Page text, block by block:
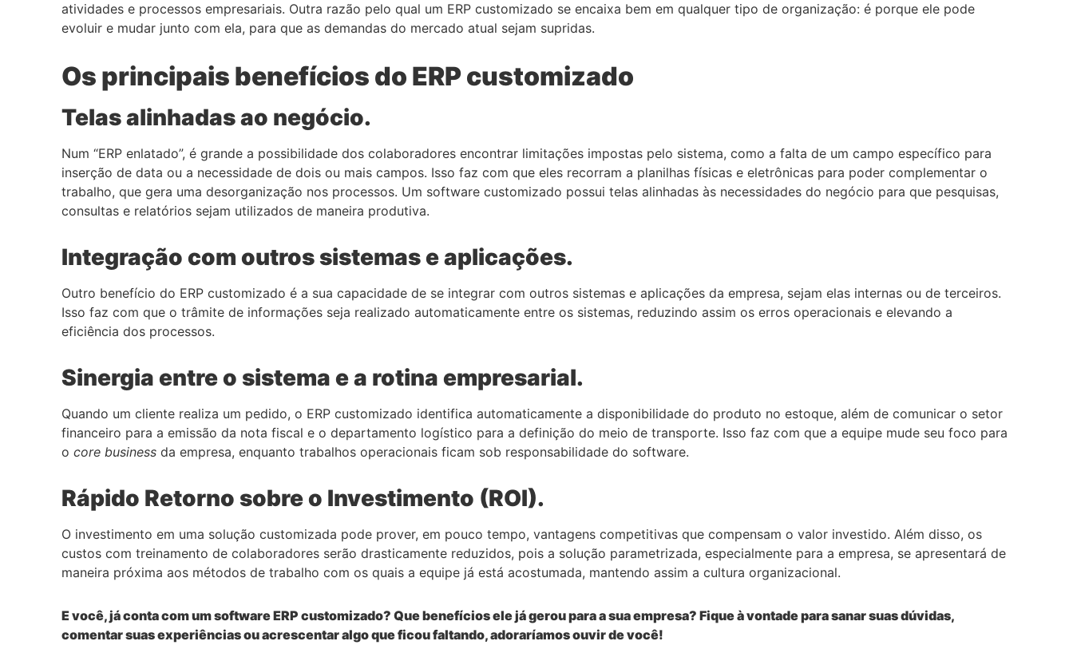
atividades e processos empresariais. Outra razão pelo qual um ERP customizado se encaixa bem em qualquer tipo de organização: é porque ele pode
evoluir e mudar junto com ela, para que as demandas do mercado atual sejam supridas.
Os principais benefícios do ERP customizado
Telas alinhadas ao negócio.
Num “ERP enlatado”, é grande a possibilidade dos colaboradores encontrar limitações impostas pelo sistema, como a falta de um campo específico para
inserção de data ou a necessidade de dois ou mais campos. Isso faz com que eles recorram a planilhas físicas e eletrônicas para poder complementar o
trabalho, que gera uma desorganização nos processos. Um software customizado possui telas alinhadas às necessidades do negócio para que pesquisas,
consultas e relatórios sejam utilizados de maneira produtiva.
Integração com outros sistemas e aplicações.
Outro benefício do ERP customizado é a sua capacidade de se integrar com outros sistemas e aplicações da empresa, sejam elas internas ou de terceiros.
Isso faz com que o trâmite de informações seja realizado automaticamente entre os sistemas, reduzindo assim os erros operacionais e elevando a
eficiência dos processos.
Sinergia entre o sistema e a rotina empresarial.
Quando um cliente realiza um pedido, o ERP customizado identifica automaticamente a disponibilidade do produto no estoque, além de comunicar o setor
financeiro para a emissão da nota fiscal e o departamento logístico para a definição do meio de transporte. Isso faz com que a equipe mude seu foco para
o core business da empresa, enquanto trabalhos operacionais ficam sob responsabilidade do software.
Rápido Retorno sobre o Investimento (ROI).
O investimento em uma solução customizada pode prover, em pouco tempo, vantagens competitivas que compensam o valor investido. Além disso, os
custos com treinamento de colaboradores serão drasticamente reduzidos, pois a solução parametrizada, especialmente para a empresa, se apresentará de
maneira próxima aos métodos de trabalho com os quais a equipe já está acostumada, mantendo assim a cultura organizacional.
E você, já conta com um software ERP customizado? Que benefícios ele já gerou para a sua empresa? Fique à vontade para sanar suas dúvidas,
comentar suas experiências ou acrescentar algo que ficou faltando, adoraríamos ouvir de você!